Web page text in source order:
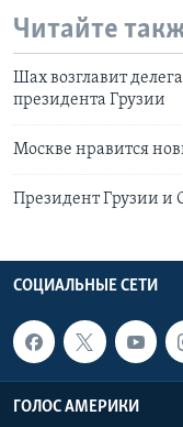
Читайте
Шах возглавит
президента Грузии
Москве нравится
Президент Грузии и
СОЦИАЛЬНЫЕ СЕТИ
ГОЛОС АМЕРИКИ